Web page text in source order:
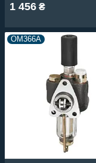
1 456 ₴
OM366A